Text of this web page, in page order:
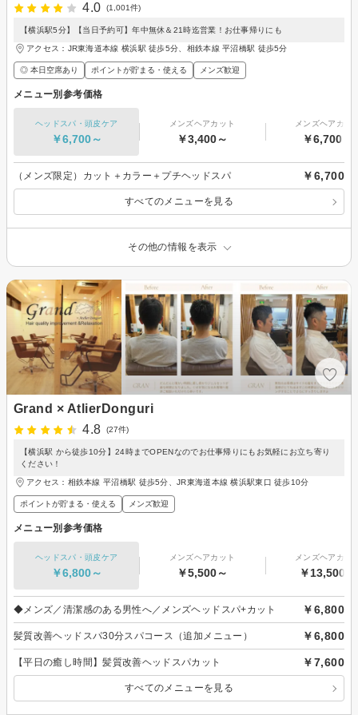
4.0
(1,001件)
【横浜駅5分】【当日予約可】年中無休＆21時迄営業！お仕事帰りにも
アクセス：JR東海道本線 横浜駅 徒歩5分、相鉄本線 平沼橋駅 徒歩5分
◎ 本日空席あり ポイントが貯まる・使える メンズ歓迎
メニュー別参考価格
ヘッドスパ・頭皮ケア
￥6,700～
メンズヘアカット
￥3,400～
メンズヘアカラ
￥6,700～
（メンズ限定）カット＋カラー＋プチヘッドスパ ￥6,700
すべてのメニューを見る
その他の情報を表示
Grand × AtlierDonguri
4.8
(27件)
【横浜駅 から徒歩10分】24時までOPENなのでお仕事帰りにもお気軽にお立ち寄り
ください！
アクセス：相鉄本線 平沼橋駅 徒歩5分、JR東海道本線 横浜駅東口 徒歩10分
ポイントが貯まる・使える メンズ歓迎
メニュー別参考価格
ヘッドスパ・頭皮ケア
￥6,800～
メンズヘアカット
￥5,500～
メンズヘアカラ
￥13,500～
◆メンズ／清潔感のある男性へ／メンズヘッドスパ+カット ￥6,800
髪質改善ヘッドスパ30分スパコース（追加メニュー） ￥6,800
【平日の癒し時間】髪質改善ヘッドスパカット ￥7,600
すべてのメニューを見る